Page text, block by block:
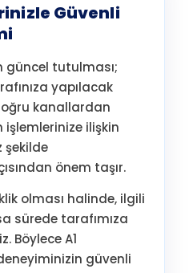
Güvenli
güncel tutulması;
yapılacak
kanallardan
işlemlerinize ilişkin
şekilde
önem taşır.
olması halinde, ilgili
sürede tarafımıza
Böylece A1
güvenli